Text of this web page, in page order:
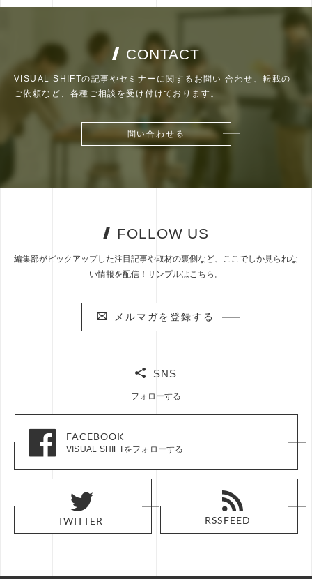
CONTACT
VISUAL SHIFTの記事やセミナーに関するお問い 合わせ、転載の
ご依頼など、各種ご相談を受け付けております。
問い合わせる
問い合わせる
FOLLOW US
編集部がピックアップした注目記事や取材の裏側など、ここでしか見られな
い情報を配信！ サンプルはこちら。
メルマガを登録する
メルマガを登録する
SNS
フォローする
FACEBOOK
VISUAL SHIFTをフォローする
FACEBOOK
VISUAL SHIFTをフォローする
TWITTER
TWITTER RSS FEED
RSS FEED